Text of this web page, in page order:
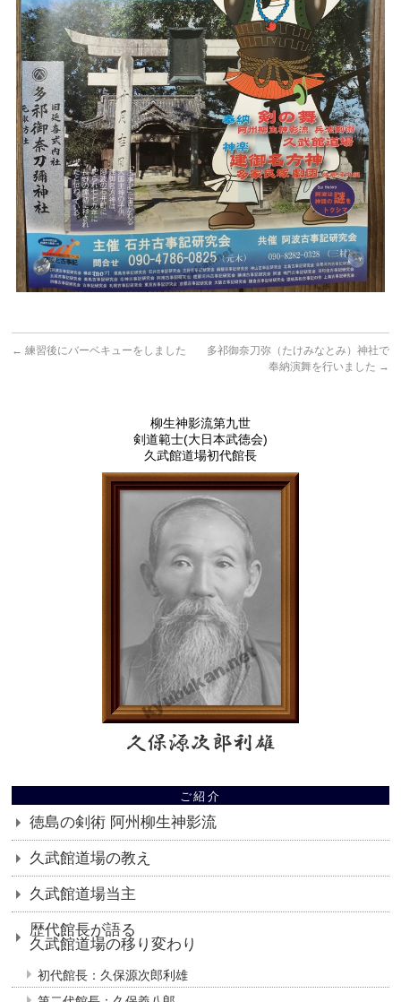
← 練習後にバーベキューをしました
多祁御奈刀弥（たけみなとみ）神社で
奉納演舞を行いました →
柳生神影流第九世
剣道範士(大日本武徳会)
久武館道場初代館長
ご紹介
徳島の剣術 阿州柳生神影流
久武館道場の教え
久武館道場当主
歴代館長が語る
久武館道場の移り変わり
初代館長：久保源次郎利雄